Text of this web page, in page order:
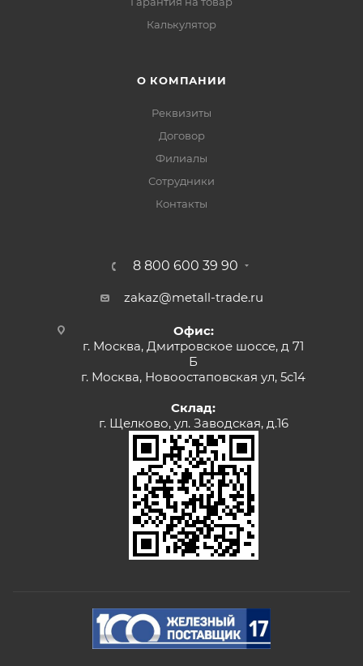
Калькулятор
О КОМПАНИИ
Реквизиты
Договор
Филиалы
Сотрудники
Контакты
8 800 600 39 90
zakaz@metall-trade.ru
Офис:
г. Москва, Дмитровское шоссе, д 71
Б
г. Москва, Новоостаповская ул, 5с14
Склад:
г. Щелково, ул. Заводская, д.16